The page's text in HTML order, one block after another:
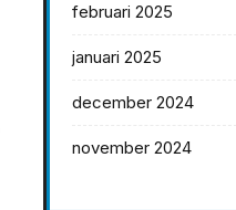
februari 2025
januari 2025
december 2024
november 2024